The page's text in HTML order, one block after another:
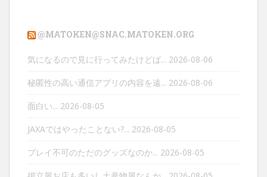
@MATOKEN@SNAC.MATOKEN.ORG
気になるので見に行ってみたけどぱ... 2026-08-06
秘匿性の高い通信アプリの内容を遠... 2026-08-06
面白い... 2026-08-05
JAXAではやったことない?... 2026-08-05
プレイ不可のただのグッズなのか... 2026-08-05